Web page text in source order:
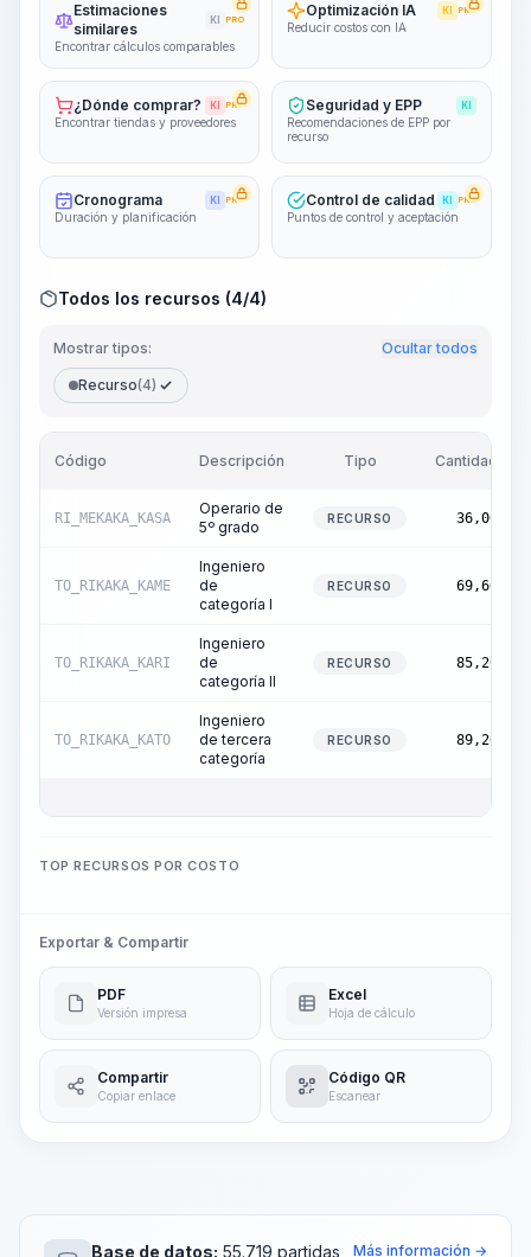
Estimaciones
similares
KI PRO
Encontrar cálculos comparables
Optimización IA KI PRO
Reducir costos con IA
¿Dónde comprar? KI PRO
Encontrar tiendas y proveedores
Seguridad y EPP KI
Recomendaciones de EPP por
recurso
Cronograma KI PRO
Duración y planificación
Control de calidad KI PRO
Puntos de control y aceptación
Todos los recursos (4/4)
Mostrar tipos: Ocultar todos
Recurso(4)
Código Descripción Tipo Cantidad
RI_MEKAKA_KASA
Operario de
5º grado
RECURSO 36,00
TO_RIKAKA_KAME
Ingeniero
de
categoría I
RECURSO 69,60
TO_RIKAKA_KARI
Ingeniero
de
categoría II
RECURSO 85,20
TO_RIKAKA_KATO
Ingeniero
de tercera
categoría
RECURSO 89,20
TOP RECURSOS POR COSTO
Exportar & Compartir
PDF
Versión impresa
Excel
Hoja de cálculo
Compartir
Copiar enlace
Código QR
Escanear
Base de datos: 55.719 partidas Más información →